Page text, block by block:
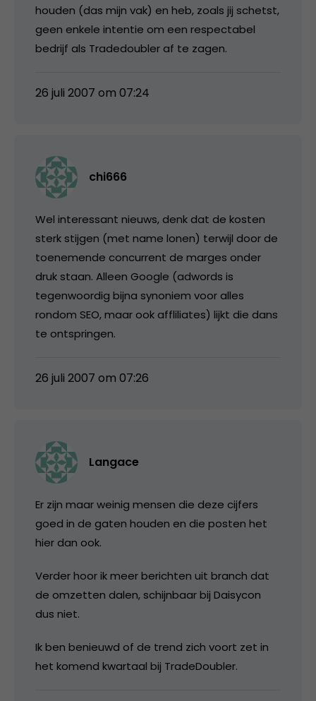
houden (das mijn vak) en heb, zoals jij schetst,
geen enkele intentie om een respectabel
bedrijf als Tradedoubler af te zagen.
26 juli 2007 om 07:24
chi666
Wel interessant nieuws, denk dat de kosten
sterk stijgen (met name lonen) terwijl door de
toenemende concurrent de marges onder
druk staan. Alleen Google (adwords is
tegenwoordig bijna synoniem voor alles
rondom SEO, maar ook affliliates) lijkt die dans
te ontspringen.
26 juli 2007 om 07:26
Langace
Er zijn maar weinig mensen die deze cijfers
goed in de gaten houden en die posten het
hier dan ook.
Verder hoor ik meer berichten uit branch dat
de omzetten dalen, schijnbaar bij Daisycon
dus niet.
Ik ben benieuwd of de trend zich voort zet in
het komend kwartaal bij TradeDoubler.